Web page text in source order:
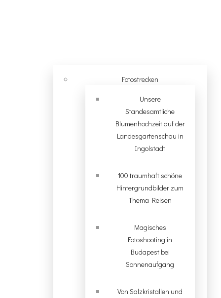
Fotostrecken
Unsere
Standesamtliche
Blumenhochzeit auf der
Landesgartenschau in
Ingolstadt
100 traumhaft schöne
Hintergrundbilder zum
Thema Reisen
Magisches
Fotoshooting in
Budapest bei
Sonnenaufgang
Von Salzkristallen und